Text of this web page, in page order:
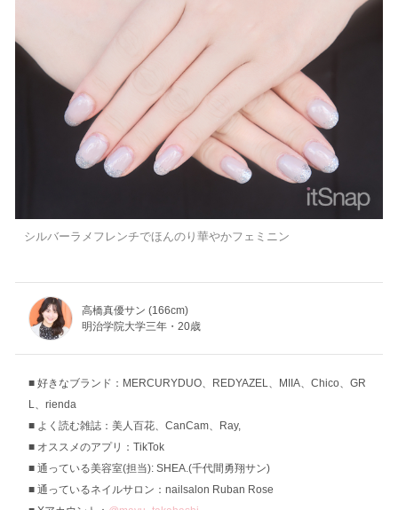
シルバーラメフレンチでほんのり華やかフェミニン
高橋真優サン (166cm)
明治学院大学三年・20歳
好きなブランド：MERCURYDUO、REDYAZEL、MIIA、Chico、GR
L、rienda
よく読む雑誌：美人百花、CanCam、Ray,
オススメのアプリ：TikTok
通っている美容室(担当): SHEA.(千代間勇翔サン)
通っているネイルサロン：nailsalon Ruban Rose